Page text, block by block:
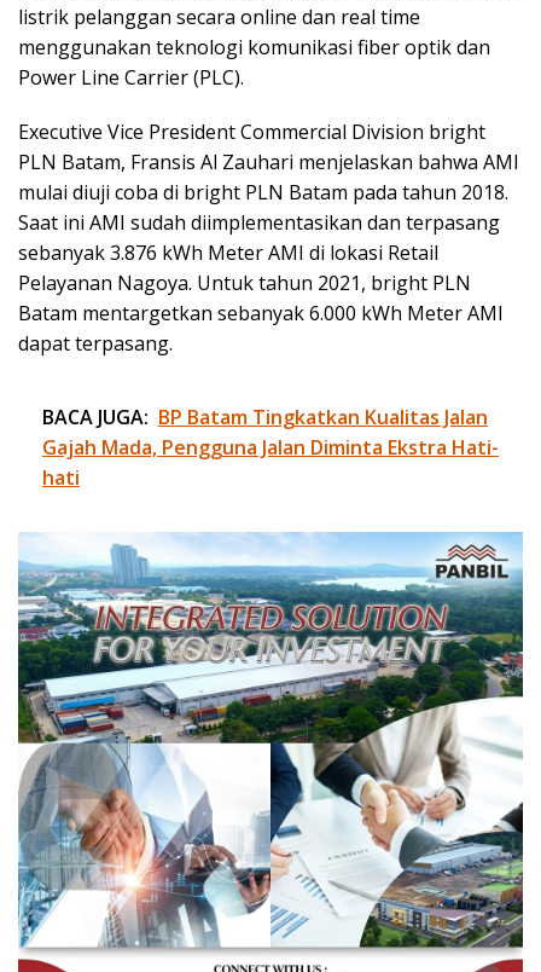
listrik pelanggan secara online dan real time
menggunakan teknologi komunikasi fiber optik dan
Power Line Carrier (PLC).
Executive Vice President Commercial Division bright
PLN Batam, Fransis Al Zauhari menjelaskan bahwa AMI
mulai diuji coba di bright PLN Batam pada tahun 2018.
Saat ini AMI sudah diimplementasikan dan terpasang
sebanyak 3.876 kWh Meter AMI di lokasi Retail
Pelayanan Nagoya. Untuk tahun 2021, bright PLN
Batam mentargetkan sebanyak 6.000 kWh Meter AMI
dapat terpasang.
BACA JUGA: BP Batam Tingkatkan Kualitas Jalan
Gajah Mada, Pengguna Jalan Diminta Ekstra Hati-
hati